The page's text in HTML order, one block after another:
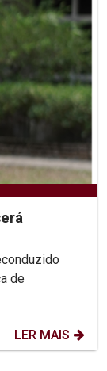
de
LER MAIS